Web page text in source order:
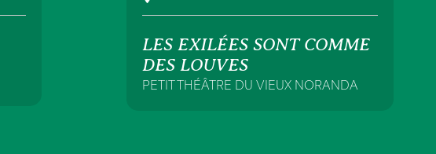
LES EXILÉES SONT COMME
DES LOUVES
PETIT THÉÂTRE DU VIEUX NORANDA